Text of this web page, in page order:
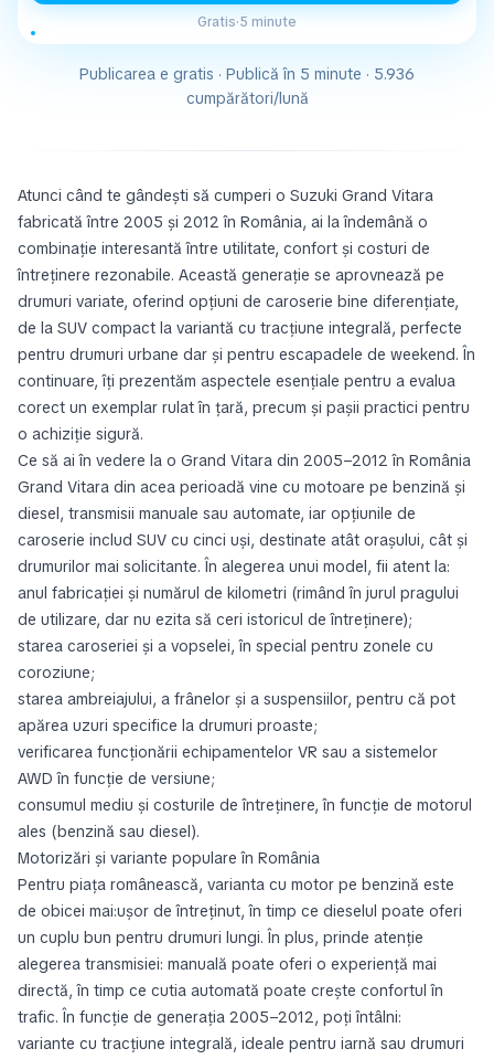
Gratis·5 minute
Publicarea e gratis · Publică în 5 minute · 5.936
cumpărători/lună
Atunci când te gândești să cumperi o Suzuki Grand Vitara
fabricată între 2005 și 2012 în România, ai la îndemână o
combinație interesantă între utilitate, confort și costuri de
întreținere rezonabile. Această generație se aprovnează pe
drumuri variate, oferind opțiuni de caroserie bine diferențiate,
de la SUV compact la variantă cu tracțiune integrală, perfecte
pentru drumuri urbane dar și pentru escapadele de weekend. În
continuare, îți prezentăm aspectele esențiale pentru a evalua
corect un exemplar rulat în țară, precum și pașii practici pentru
o achiziție sigură.
Ce să ai în vedere la o Grand Vitara din 2005–2012 în România
Grand Vitara din acea perioadă vine cu motoare pe benzină și
diesel, transmisii manuale sau automate, iar opțiunile de
caroserie includ SUV cu cinci uși, destinate atât orașului, cât și
drumurilor mai solicitante. În alegerea unui model, fii atent la:
anul fabricației și numărul de kilometri (rimând în jurul pragului
de utilizare, dar nu ezita să ceri istoricul de întreținere);
starea caroseriei și a vopselei, în special pentru zonele cu
coroziune;
starea ambreiajului, a frânelor și a suspensiilor, pentru că pot
apărea uzuri specifice la drumuri proaste;
verificarea funcționării echipamentelor VR sau a sistemelor
AWD în funcție de versiune;
consumul mediu și costurile de întreținere, în funcție de motorul
ales (benzină sau diesel).
Motorizări și variante populare în România
Pentru piața românească, varianta cu motor pe benzină este
de obicei mai:ușor de întreținut, în timp ce dieselul poate oferi
un cuplu bun pentru drumuri lungi. În plus, prinde atenție
alegerea transmisiei: manuală poate oferi o experiență mai
directă, în timp ce cutia automată poate crește confortul în
trafic. În funcție de generația 2005–2012, poți întâlni:
variante cu tracțiune integrală, ideale pentru iarnă sau drumuri